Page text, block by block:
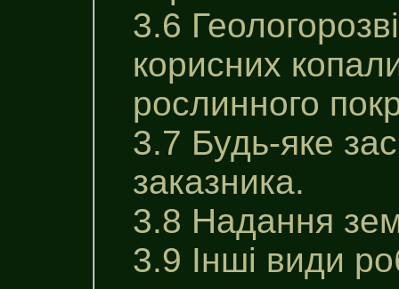
3.6
корисних
рослинного
3.7 Будь-яке
заказника.
3.8 Надання
3.9 Інші види